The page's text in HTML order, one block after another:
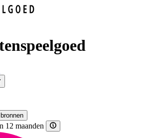
12 maanden